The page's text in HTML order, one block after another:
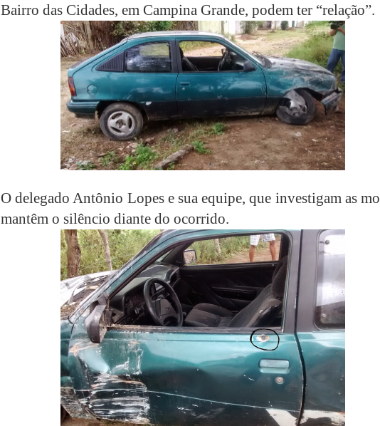
Bairro das Cidades, em Campina Grande, podem ter “relação”.
O delegado Antônio Lopes e sua equipe, que investigam as
mantêm o silêncio diante do ocorrido.